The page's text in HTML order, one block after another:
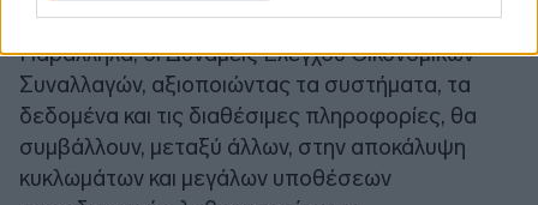
μεταξύ δηλωθέντων εισοδημάτων και δαπανών.
Παράλληλα, οι Δυνάμεις Ελέγχου Οικονομικών
Συναλλαγών, αξιοποιώντας τα συστήματα, τα
δεδομένα και τις διαθέσιμες πληροφορίες, θα
συμβάλλουν, μεταξύ άλλων, στην αποκάλυψη
κυκλωμάτων και μεγάλων υποθέσεων